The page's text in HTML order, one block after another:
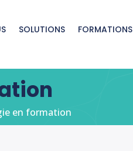
SOLUTIONS FORMATIONS
en formation